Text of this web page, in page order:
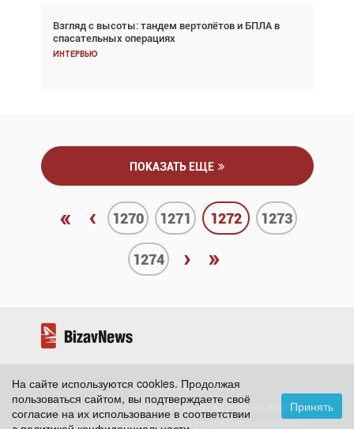
Взгляд с высоты: тандем вертолётов и БПЛА в
спасательных операциях
Интервью
Частный самолёт – это актив. Подходите к
покупке соответствующим образом
Интервью
ПОКАЗАТЬ ЕЩЕ
« ‹ 1270 1271 1272 1273
1274 › »
2026 ©BizavNews
Копирование контента и размещение на других
сайтах без специального разрешения запрещено.
На сайте используются cookies. Продолжая
пользоваться сайтом, вы подтверждаете своё
согласие на их использование в соответствии
Принять